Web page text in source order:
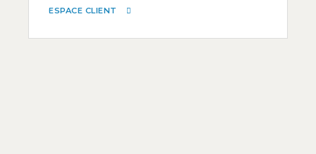
ESPACE CLIENT